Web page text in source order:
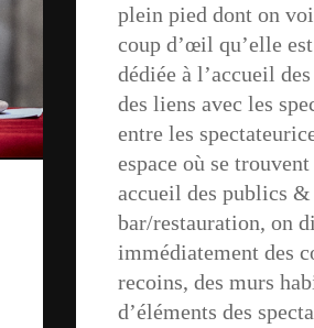
plein pied dont on
coup d’œil qu’elle
dédiée à l’accueil
des liens avec les
entre les
espace où se
accueil des publics &
bar/restauration, on
immédiatement des
recoins, des murs
d’éléments des